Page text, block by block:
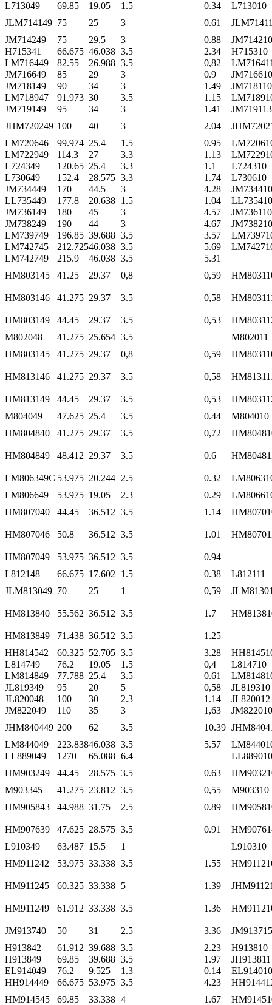
L713049 69.85 19.05 1.5 0.34
L713010
JLM714149 75 25 3 0.61
JM714249
75 29,5 3 0.88
JM714210
H715341
66.675 46.038 3.5 2.34
H715310
LM716449
82.55 26.988 3.5 0,82
JM716649
85 29 3 0.9
JM716610
JM718149
90 34 3 1.49
JM718110
LM718947
91.973 30 3.5 1.15
JM719149
95 34 3 1.41
JM719113
JHM720249 100 40 3 2.04
LM720646
99.974 25.4 1.5 0.95
LM722949
114.3 27 3.3 1.13
L724349
120.65 25.4 3.3 1.1
L724310
L730649
152.4 28.575 3.3 1.74
L730610
JM734449
170 44.5 3 4.28
JM734410
LL735449
177.8 20.638 1.5 1.04
LL735410
JM736149
180 45 3 4.57
JM736110
JM738249
190 44 3 4.67
JM738210
LM739749
196.85 39.688 3.5 3.57
LM742745
212.72546.038 3.5 5.69
LM742749
215.9 46.038 3.5
5.31
HM803145
41.25 29.37 0,8 0,59
HM803146 41.275 29.37 3.5 0,58
HM803149 44.45 29.37 3.5 0,53
M802048
41.275 25.654 3.5
M802011
HM803145
41.275 29.37 0,8 0,59
HM813146 41.275 29.37 3.5 0,58
HM813149 44.45 29.37 3.5 0,53
M804049
47.625 25.4 3.5 0.44
M804010
HM804840
41.275 29.37 3.5 0,72
HM804849 48.412 29.37 3.5 0.6
LM806349C 53.975 20.244 2.5 0.32
LM806649
53.975 19.05 2.3 0.29
HM807040
44.45 36.512 3.5 1.14
HM807046 50.8 36.512 3.5 1.01
HM807049 53.975 36.512 3.5
0.94
L812148
66.675 17.602 1.5 0.38
L812111
JLM813049 70 25 1 0,59
HM813840 55.562 36.512 3.5 1.7
HM813849 71.438 36.512 3.5
1.25
HH814542
60.325 52.705 3.5 3.28
L814749
76.2 19.05 1.5 0,4
L814710
LM814849
77.788 25.4 3.5 0.61
JL819349
95 20 5 0,58
JL819310
JL820048
100 30 2.3 1.14
JL820012
JM822049
110 35 3 1,63
JM822010
JHM840449 200 62 3.5 10.39
LM844049
223.83846.038 3.5 5.57
LL889049
1270 65.088 6.4
LL889010
HM903249
44.45 28.575 3.5 0.63
M903345
41.275 23.812 3.5 0,55
M903310
HM905843
44.988 31.75 2.5 0.89
HM907639 47.625 28.575 3.5 0.91
L910349
63.487 15.5 1
L910310
HM911242
53.975 33.338 3.5 1.55
HM911245 60.325 33.338 5 1.39
HM911249 61.912 33.338 3.5 1.36
JM913740 50 31 2.5 3.36
H913842
61.912 39.688 3.5 2.23
H913810
H913849
69.85 39.688 3.5 1.97
JH913811
EL914049
76.2 9.525 1.3 0.14
EL914010
HH914449
66.675 53.975 3.5 4.23
HM914545
69.85 33.338 4 1.67